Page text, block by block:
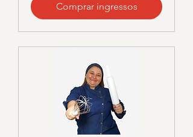
Comprar ingressos